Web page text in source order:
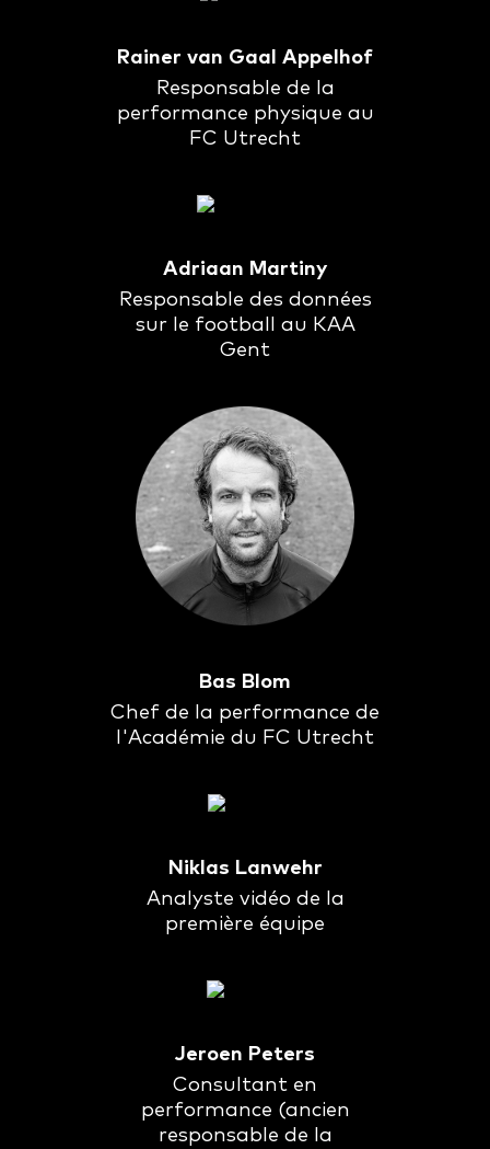
Rainer van Gaal Appelhof
Responsable de la
performance physique au
FC Utrecht
Adriaan Martiny
Responsable des données
sur le football au KAA
Gent
Bas Blom
Chef de la performance de
l'Académie du FC Utrecht
Niklas Lanwehr
Analyste vidéo de la
première équipe
Jeroen Peters
Consultant en
performance (ancien
responsable de la